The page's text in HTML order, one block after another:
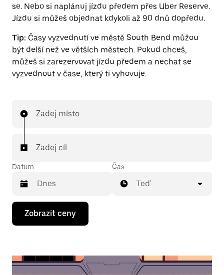
se. Nebo si naplánuj jízdu předem přes Uber Reserve.
Jízdu si můžeš objednat kdykoli až 90 dnů dopředu.
Tip: Časy vyzvednutí ve městě South Bend můžou
být delší než ve větších městech. Pokud chceš,
můžeš si zarezervovat jízdu předem a nechat se
vyzvednout v čase, který ti vyhovuje.
Zadej místo
Zadej cíl
Datum
Stisknutím
klávesy
se
kalendář
Čas
Teď
Zobrazit ceny